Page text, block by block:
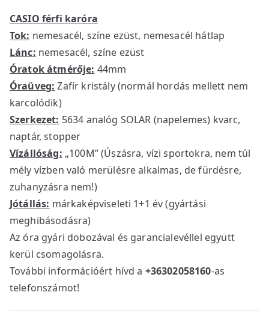
CASIO férfi karóra
Tok: nemesacél, színe ezüst, nemesacél hátlap
Lánc: nemesacél, színe ezüst
Óratok átmérője: 44mm
Óraüveg: Zafír kristály (normál hordás mellett nem
karcolódik)
Szerkezet: 5634 analóg SOLAR (napelemes) kvarc,
naptár, stopper
Vízállóság: „100M” (Úszásra, vízi sportokra, nem túl
mély vízben való merülésre alkalmas, de fürdésre,
zuhanyzásra nem!)
Jótállás: márkaképviseleti 1+1 év (gyártási
meghibásodásra)
Az óra gyári dobozával és garancialevéllel együtt
kerül csomagolásra.
További információért hívd a +36302058160-as
telefonszámot!